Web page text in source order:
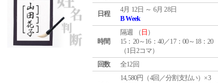
日程
4月 12日 ～ 6月 28日
B Week
時間
隔週 （ 日 ）
15：20～16：40／17：00～18：20
（1日2コマ）
回数
全12回
14,580円（4回／分割支払い）×3